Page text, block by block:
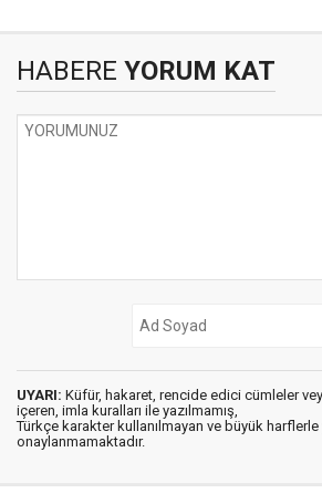
HABERE YORUM KAT
UYARI: Küfür, hakaret, rencide edici cümleler
içeren, imla kuralları ile yazılmamış,
Türkçe karakter kullanılmayan ve büyük harflerle
onaylanmamaktadır.